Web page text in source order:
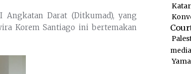
Darat (Ditkumad), yang
Korem Santiago ini bertemakan
media